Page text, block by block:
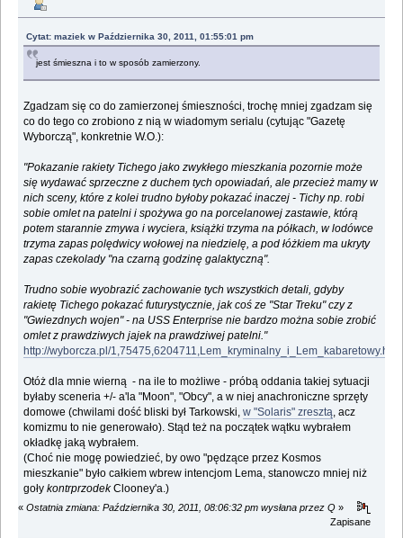
Cytat: maziek w Października 30, 2011, 01:55:01 pm
jest śmieszna i to w sposób zamierzony.
Zgadzam się co do zamierzonej śmieszności, trochę mniej zgadzam się
co do tego co zrobiono z nią w wiadomym serialu (cytując "Gazetę
Wyborczą", konkretnie W.O.):
"Pokazanie rakiety Tichego jako zwykłego mieszkania pozornie może
się wydawać sprzeczne z duchem tych opowiadań, ale przecież mamy w
nich sceny, które z kolei trudno byłoby pokazać inaczej - Tichy np. robi
sobie omlet na patelni i spożywa go na porcelanowej zastawie, którą
potem starannie zmywa i wyciera, książki trzyma na półkach, w lodówce
trzyma zapas polędwicy wołowej na niedzielę, a pod łóżkiem ma ukryty
zapas czekolady "na czarną godzinę galaktyczną".
Trudno sobie wyobrazić zachowanie tych wszystkich detali, gdyby
rakietę Tichego pokazać futurystycznie, jak coś ze "Star Treku" czy z
"Gwiezdnych wojen" - na USS Enterprise nie bardzo można sobie zrobić
omlet z prawdziwych jajek na prawdziwej patelni."
http://wyborcza.pl/1,75475,6204711,Lem_kryminalny_i_Lem_kabaretowy.html
Otóż dla mnie wierną - na ile to możliwe - próbą oddania takiej sytuacji
byłaby sceneria +/- a'la "Moon", "Obcy", a w niej anachroniczne sprzęty
domowe (chwilami dość bliski był Tarkowski,w "Solaris" zresztą, acz
komizmu to nie generowało). Stąd też na początek wątku wybrałem
okładkę jaką wybrałem.
(Choć nie mogę powiedzieć, by owo "pędzące przez Kosmos
mieszkanie" było całkiem wbrew intencjom Lema, stanowczo mniej niż
gołykontrprzodekClooney'a.)
« Ostatnia zmiana: Października 30, 2011, 08:06:32 pm wysłana przez Q »
Zapisane